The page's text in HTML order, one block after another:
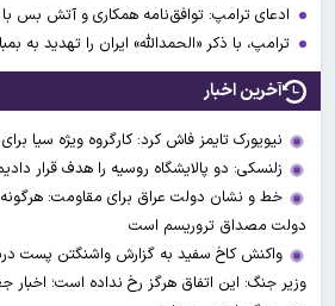
ادعای ترامپ: توافق‌نامه همکاری و آتش بس با
ترامپ، با ذکر «الحمدالله» ایران را تهدید به
آخرین اخبار
نیویورک تایمز فاش کرد: کارگروه ویژه سیا
زلنسکی: دو پالایشگاه روسیه را هدف قرار
خط و نشان دولت عراق برای مقاومت:
دولت مصداق تروریسم است
واکنش کاخ سفید به گزارش واشنگتن پست
وزیر جنگ: این اتفاق هرگز رخ نداده است؛